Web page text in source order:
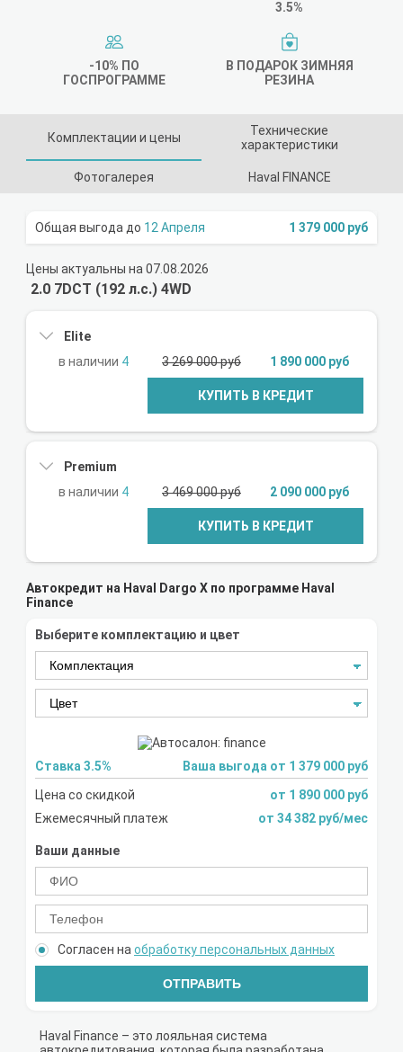
3.5%
-10% ПО
ГОСПРОГРАММЕ
В ПОДАРОК ЗИМНЯЯ
РЕЗИНА
Комплектации и цены
Технические
характеристики
Фотогалерея Haval FINANCE
12 Апреля 1 379 000 руб
Цены актуальны на 07.08.2026
2.0 7DCT (192 л.с.) 4WD
Elite
4
3 269 000 руб 1 890 000 руб
КУПИТЬ В КРЕДИТ
Premium
4
3 469 000 руб 2 090 000 руб
КУПИТЬ В КРЕДИТ
Автокредит на Haval Dargo X по программе Haval
Finance
Выберите комплектацию и цвет
Ставка 3.5%
Ваша выгода от 1 379 000 руб
Цена со скидкой
от 1 890 000 руб
Ежемесячный платеж
от 34 382 руб/мес
Ваши данные
Согласен наобработку персональных данных
ОТПРАВИТЬ
Haval Finance – это лояльная система